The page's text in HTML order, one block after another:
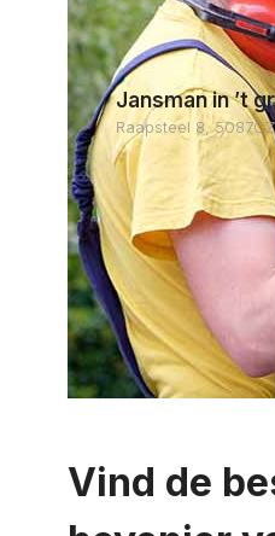
Jansman in ’t
Raapsteel 8,
Vind de